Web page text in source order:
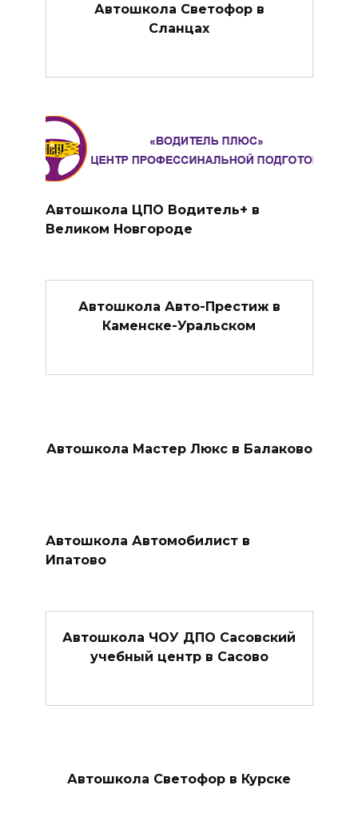
Автошкола Светофор в
Сланцах
Автошкола ЦПО Водитель+ в
Великом Новгороде
Автошкола Авто-Престиж в
Каменске-Уральском
Автошкола Мастер Люкс в Балаково
Автошкола Автомобилист в
Ипатово
Автошкола ЧОУ ДПО Сасовский
учебный центр в Сасово
Автошкола Светофор в Курске